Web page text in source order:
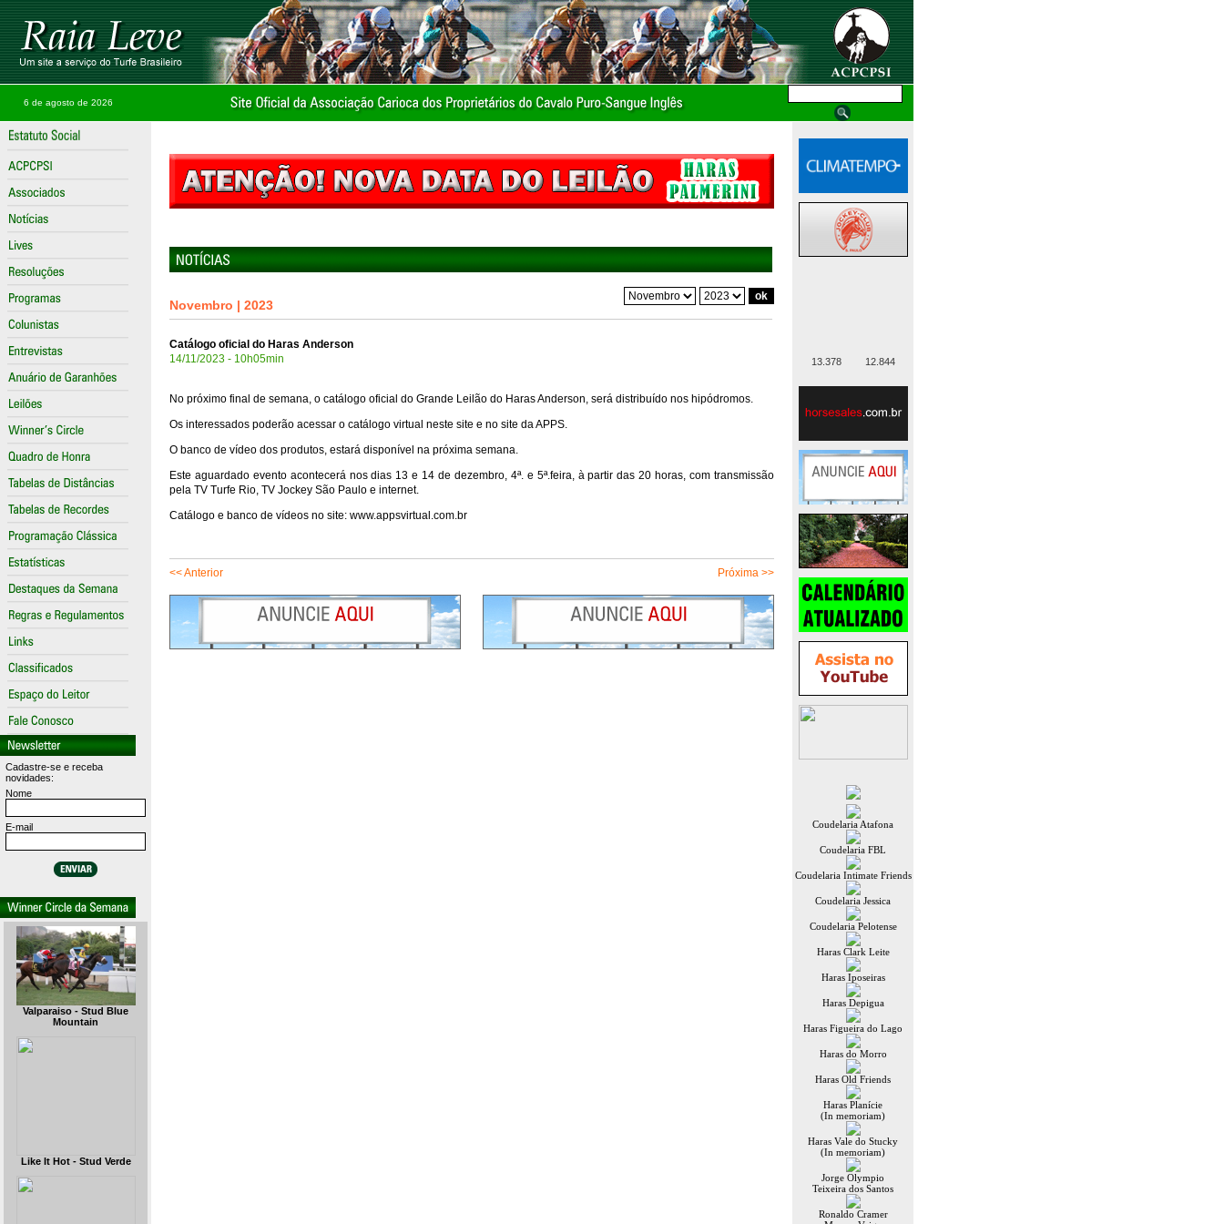
6 de agosto de 2026
Cadastre-se e receba
novidades:
Nome
E-mail
Valparaiso - Stud Blue
Mountain
Like It Hot - Stud Verde
Novembro | 2023
Catálogo oficial do Haras Anderson
14/11/2023 - 10h05min
No próximo final de semana, o catálogo oficial do Grande Leilão do Haras Anderson, será distribuído nos hipódromos.
Os interessados poderão acessar o catálogo virtual neste site e no site da APPS.
O banco de vídeo dos produtos, estará disponível na próxima semana.
Este aguardado evento acontecerá nos dias 13 e 14 de dezembro, 4ª. e 5ª.feira, à partir das 20 horas, com transmissão
pela TV Turfe Rio, TV Jockey São Paulo e internet.
Catálogo e banco de vídeos no site: www.appsvirtual.com.br
<< Anterior Próxima >>
13.378 12.844
Coudelaria Atafona
Coudelaria FBL
Coudelaria Intimate Friends
Coudelaria Jessica
Coudelaria Pelotense
Haras Clark Leite
Haras Iposeiras
Haras Depigua
Haras Figueira do Lago
Haras do Morro
Haras Old Friends
Haras Planície
(In memoriam)
Haras Vale do Stucky
(In memoriam)
Jorge Olympio
Teixeira dos Santos
Ronaldo Cramer